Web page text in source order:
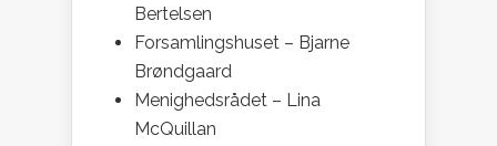
Bertelsen
Forsamlingshuset – Bjarne
Brøndgaard
Menighedsrådet – Lina
McQuillan